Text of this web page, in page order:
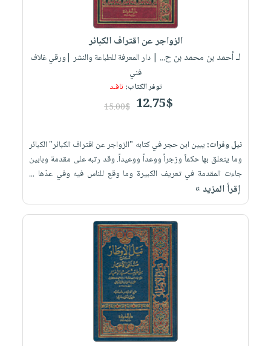
الزواجر عن اقتراف الكبائر
لـ أحمد بن محمد بن ح... | دار المعرفة للطباعة والنشر |ورقي غلاف
فني
توفر الكتاب: نافـد
12.75$
15.00$
نيل وفرات: يبين ابن حجر في كتابه "الزواجر عن اقتراف الكبائر" الكبائر
وما يتعلق بها حكماً وزجراً ووعداً ووعيداً. وقد رتبه على مقدمة وبابين
جاءت المقدمة في تعريف الكبيرة وما وقع للناس فيه وفي عدّها ...
إقرأ المزيد »